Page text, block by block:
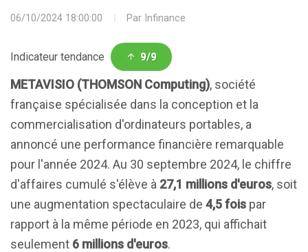
06/10/2024 18:00:00
Par Infinance
Indicateur tendance 9/9
METAVISIO (THOMSON Computing), société
française spécialisée dans la conception et la
commercialisation d'ordinateurs portables, a
annoncé une performance financière remarquable
pour l'année 2024. Au 30 septembre 2024, le chiffre
d'affaires cumulé s'élève à 27,1 millions d'euros, soit
une augmentation spectaculaire de 4,5 fois par
rapport à la même période en 2023, qui affichait
seulement 6 millions d'euros.